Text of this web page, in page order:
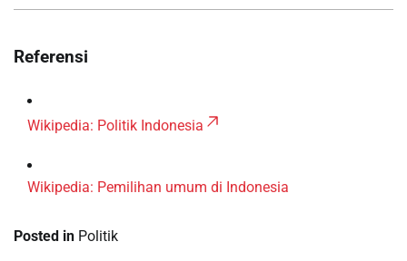
Referensi
Wikipedia: Politik Indonesia
Wikipedia: Pemilihan umum di Indonesia
Posted in Politik